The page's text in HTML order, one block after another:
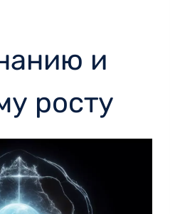
и
росту